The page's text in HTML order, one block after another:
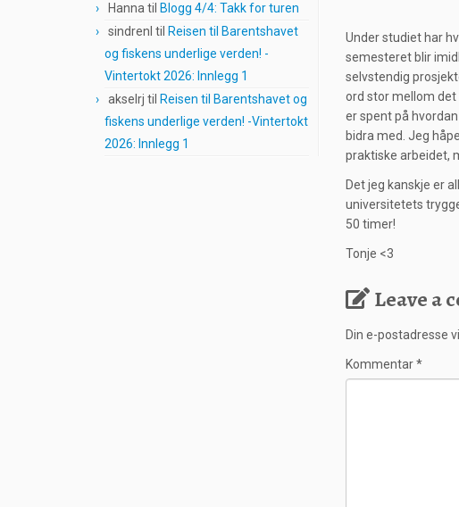
Hanna til Blogg 4/4: Takk for turen
sindrenl til Reisen til Barentshavet
og fiskens underlige verden! -
Vintertokt 2026: Innlegg 1
akselrj til Reisen til Barentshavet og
fiskens underlige verden! -Vintertokt
2026: Innlegg 1
Under studiet har
semesteret blir
selvstendig
ord stor mellom det
er spent på
bidra med. Jeg
praktiske arbeidet,
Det jeg kanskje er
universitetets
50 timer!
Tonje <3
Leave a
Din e-postadresse
Kommentar*